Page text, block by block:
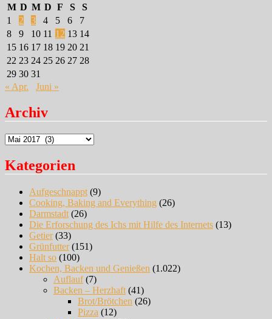
M D M D F S
S
1
2 3 4 5 6
7
8
9 10 11 12 13 14
15 16 17 18 19 20 21
22 23 24 25 26 27 28
29 30 31
« Apr.
Juni »
Archiv
Archiv
Kategorien
Aufgeschnappt (9)
Cooking, Baking and Everything (26)
Darmstadt (26)
Die Erforschung des Ichs mit Hilfe des Internets (13)
Getier(33)
Grünfutter(151)
Halt so (100)
Kochen, Backen und Genießen (1.022)
Auflauf(7)
Backen – Herzhaft (41)
Brot/Brötchen (26)
Pizza (12)